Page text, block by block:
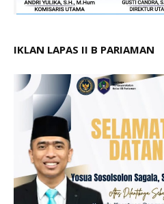
IKLAN LAPAS II B PARIAMAN